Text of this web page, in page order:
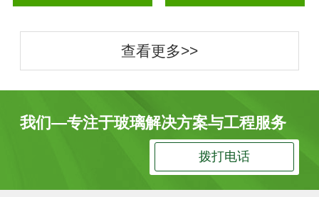
查看更多>>
我们—专注于玻璃解决方案与工程服务
拨打电话